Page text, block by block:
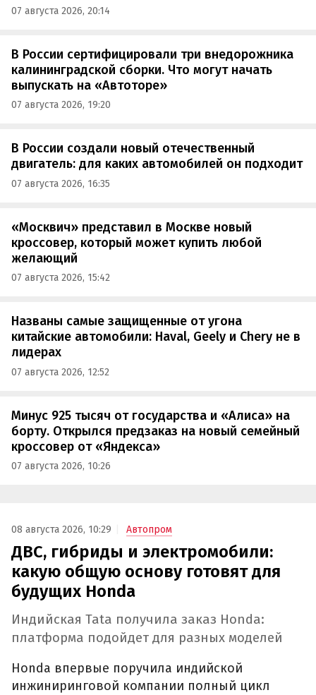
07 августа 2026, 20:14
В России сертифицировали три внедорожника
калининградской сборки. Что могут начать
выпускать на «Автоторе»
07 августа 2026, 19:20
В России создали новый отечественный
двигатель: для каких автомобилей он подходит
07 августа 2026, 16:35
«Москвич» представил в Москве новый
кроссовер, который может купить любой
желающий
07 августа 2026, 15:42
Названы самые защищенные от угона
китайские автомобили: Haval, Geely и Chery не в
лидерах
07 августа 2026, 12:52
Минус 925 тысяч от государства и «Алиса» на
борту. Открылся предзаказ на новый семейный
кроссовер от «Яндекса»
07 августа 2026, 10:26
08 августа 2026, 10:29 Автопром
ДВС, гибриды и электромобили:
какую общую основу готовят для
будущих Honda
Индийская Tata получила заказ Honda:
платформа подойдет для разных моделей
Honda впервые поручила индийской
инжиниринговой компании полный цикл